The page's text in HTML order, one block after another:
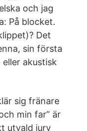
och jag
På blocket.
Det
sin första
akustisk
sig fränare
min far” är
utvald jury